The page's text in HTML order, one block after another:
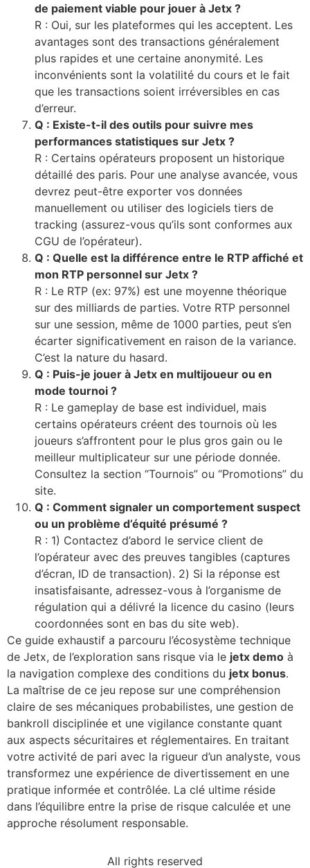
de paiement viable pour jouer à Jetx ?
R : Oui, sur les plateformes qui les acceptent. Les
avantages sont des transactions généralement
plus rapides et une certaine anonymité. Les
inconvénients sont la volatilité du cours et le fait
que les transactions soient irréversibles en cas
d’erreur.
Q : Existe-t-il des outils pour suivre mes
performances statistiques sur Jetx ?
R : Certains opérateurs proposent un historique
détaillé des paris. Pour une analyse avancée, vous
devrez peut-être exporter vos données
manuellement ou utiliser des logiciels tiers de
tracking (assurez-vous qu’ils sont conformes aux
CGU de l’opérateur).
Q : Quelle est la différence entre le RTP affiché et
mon RTP personnel sur Jetx ?
R : Le RTP (ex: 97%) est une moyenne théorique
sur des milliards de parties. Votre RTP personnel
sur une session, même de 1000 parties, peut s’en
écarter significativement en raison de la variance.
C’est la nature du hasard.
Q : Puis-je jouer à Jetx en multijoueur ou en
mode tournoi ?
R : Le gameplay de base est individuel, mais
certains opérateurs créent des tournois où les
joueurs s’affrontent pour le plus gros gain ou le
meilleur multiplicateur sur une période donnée.
Consultez la section “Tournois” ou “Promotions” du
site.
Q : Comment signaler un comportement suspect
ou un problème d’équité présumé ?
R : 1) Contactez d’abord le service client de
l’opérateur avec des preuves tangibles (captures
d’écran, ID de transaction). 2) Si la réponse est
insatisfaisante, adressez-vous à l’organisme de
régulation qui a délivré la licence du casino (leurs
coordonnées sont en bas du site web).
Ce guide exhaustif a parcouru l’écosystème technique
de Jetx, de l’exploration sans risque via le jetx demo à
la navigation complexe des conditions du jetx bonus.
La maîtrise de ce jeu repose sur une compréhension
claire de ses mécaniques probabilistes, une gestion de
bankroll disciplinée et une vigilance constante quant
aux aspects sécuritaires et réglementaires. En traitant
votre activité de pari avec la rigueur d’un analyste, vous
transformez une expérience de divertissement en une
pratique informée et contrôlée. La clé ultime réside
dans l’équilibre entre la prise de risque calculée et une
approche résolument responsable.
All rights reserved